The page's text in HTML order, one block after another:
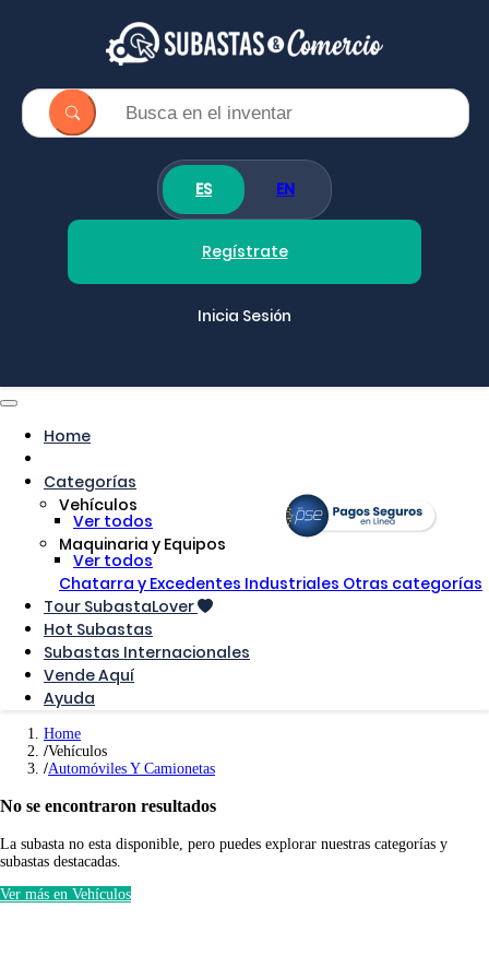
ES EN
Regístrate
Inicia Sesión
Home
Categorías
Vehículos
Ver todos
Maquinaria y Equipos
Ver todos
Chatarra y Excedentes Industriales Otras categorías
Tour SubastaLover
Hot Subastas
Subastas Internacionales
Vende Aquí
Ayuda
Home
Vehículos
Automóviles Y Camionetas
No se encontraron resultados
La subasta no esta disponible, pero puedes explorar nuestras categorías y
subastas destacadas.
Ver más en Vehículos